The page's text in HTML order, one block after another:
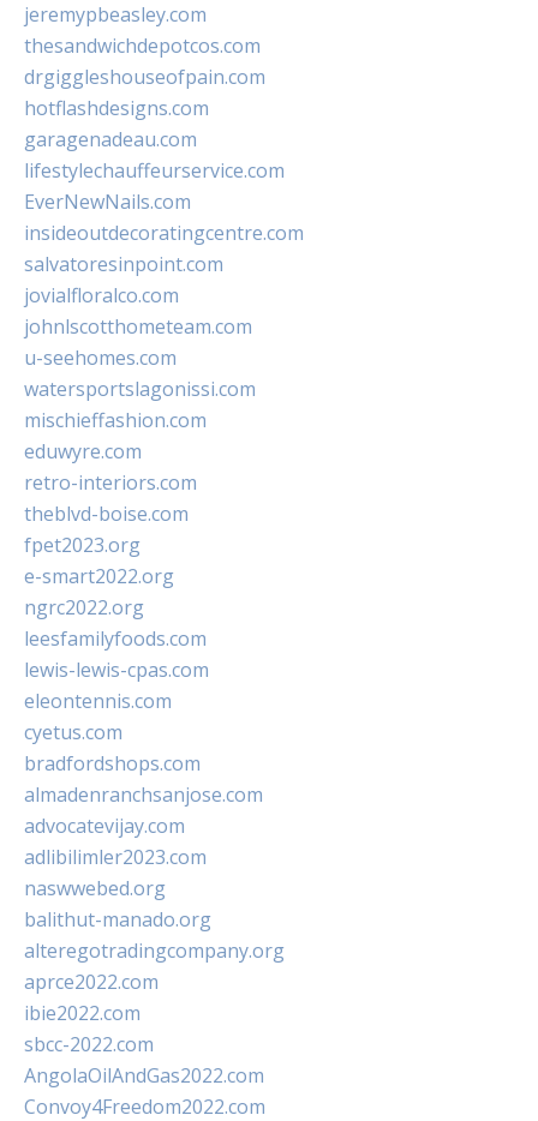
jeremypbeasley.com
thesandwichdepotcos.com
drgiggleshouseofpain.com
hotflashdesigns.com
garagenadeau.com
lifestylechauffeurservice.com
EverNewNails.com
insideoutdecoratingcentre.com
salvatoresinpoint.com
jovialfloralco.com
johnlscotthometeam.com
u-seehomes.com
watersportslagonissi.com
mischieffashion.com
eduwyre.com
retro-interiors.com
theblvd-boise.com
fpet2023.org
e-smart2022.org
ngrc2022.org
leesfamilyfoods.com
lewis-lewis-cpas.com
eleontennis.com
cyetus.com
bradfordshops.com
almadenranchsanjose.com
advocatevijay.com
adlibilimler2023.com
naswwebed.org
balithut-manado.org
alteregotradingcompany.org
aprce2022.com
ibie2022.com
sbcc-2022.com
AngolaOilAndGas2022.com
Convoy4Freedom2022.com